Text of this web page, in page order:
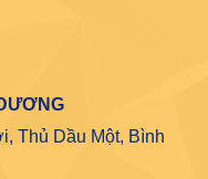
Thủ Dầu Một, Bình